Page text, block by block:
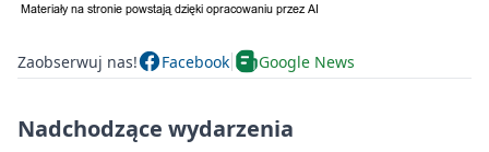
Zaobserwuj nas! Facebook Google News
Nadchodzące wydarzenia